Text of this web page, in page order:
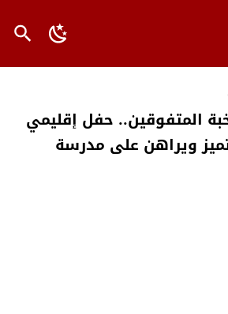
المتفوقين.. حفل إقليمي
ويراهن على مدرسة